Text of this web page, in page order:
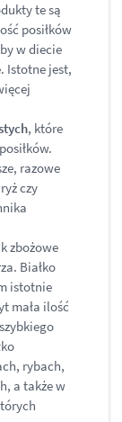
te są
posiłków
w diecie
Istotne jest,
, które
razowe
czy
zbożowe
Białko
istotnie
mała ilość
rybach,
a także w